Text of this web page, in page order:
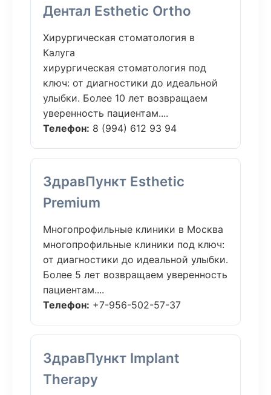
Дентал Esthetic Ortho
Хирургическая стоматология в
Калуга
хирургическая стоматология под
ключ: от диагностики до идеальной
улыбки. Более 10 лет возвращаем
уверенность пациентам....
Телефон: 8 (994) 612 93 94
ЗдравПункт Esthetic
Premium
Многопрофильные клиники в Москва
многопрофильные клиники под ключ:
от диагностики до идеальной улыбки.
Более 5 лет возвращаем уверенность
пациентам....
Телефон: +7-956-502-57-37
ЗдравПункт Implant
Therapy